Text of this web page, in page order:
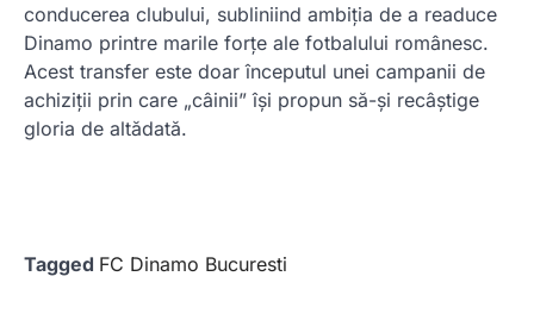
conducerea clubului, subliniind ambiția de a readuce
Dinamo printre marile forțe ale fotbalului românesc.
Acest transfer este doar începutul unei campanii de
achiziții prin care „câinii” își propun să-și recâștige
gloria de altădată.
Tagged FC Dinamo Bucuresti